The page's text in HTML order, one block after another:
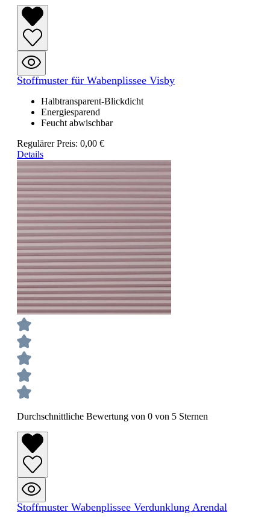
Stoffmuster für Wabenplissee Visby
Halbtransparent-Blickdicht
Energiesparend
Feucht abwischbar
Regulärer Preis: 0,00 €
Details
Durchschnittliche Bewertung von 0 von 5 Sternen
Stoffmuster Wabenplissee Verdunklung Arendal